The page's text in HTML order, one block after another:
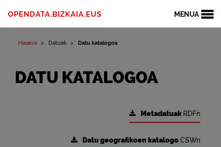
MENUA
OPENDATA.BIZKAIA.EUS
Hasiera Datuak Datu katalogoa
DATU KATALOGOA
Metadatuak RDFn
Datu geografikoen katalogoCSWn